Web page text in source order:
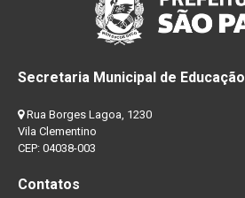
Secretaria Municipal de Educação
Rua Borges Lagoa, 1230
Vila Clementino
CEP: 04038-003
Contatos